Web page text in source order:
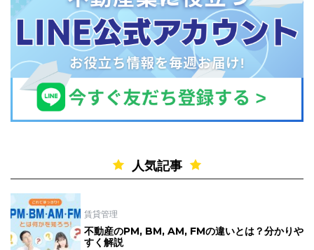
人気記事
賃貸管理
不動産のPM, BM, AM, FMの違いとは？分かりや
すく解説